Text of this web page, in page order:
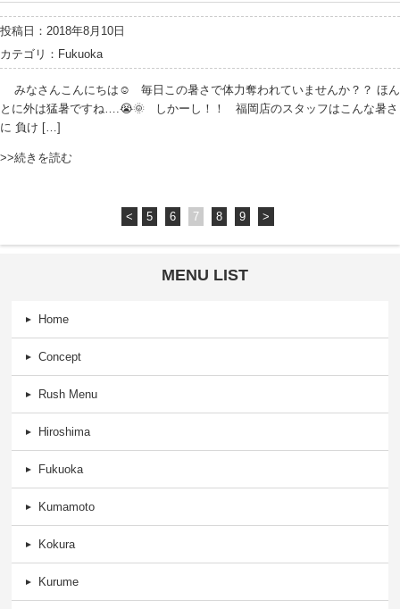
投稿日：2018年8月10日
カテゴリ： Fukuoka
みなさんこんにちは☺️ 毎日この暑さで体力奪われていませんか？？ ほん
とに外は猛暑ですね….😭🌞 しかーし！！ 福岡店のスタッフはこんな暑さ
に 負け […]
>>続きを読む
< 5 6 7 8 9 >
MENU LIST
Home
Concept
Rush Menu
Hiroshima
Fukuoka
Kumamoto
Kokura
Kurume